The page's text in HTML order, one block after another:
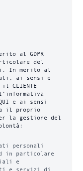
al GDPR
del
In merito al
ai sensi e
CLIENTE
e ai sensi
il proprio
la gestione del
personali
in particolare
e
e servizi di